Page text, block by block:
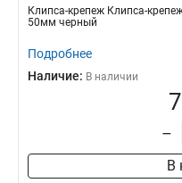
Клипса-крепеж Клипса-
50мм черный
Подробнее
Наличие: В наличии
–
В